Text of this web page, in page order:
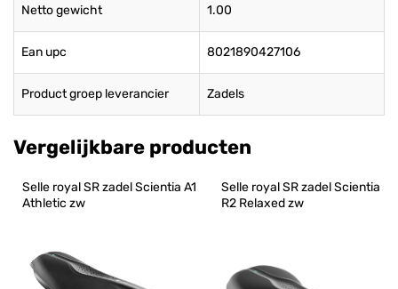
Netto gewicht 1.00
Ean upc 8021890427106
Product groep leverancier Zadels
Vergelijkbare producten
Selle royal SR zadel Scientia A1
Athletic zw
Selle royal SR zadel Scientia
R2 Relaxed zw